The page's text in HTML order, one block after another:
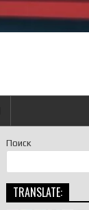
Поиск
TRANSLATE: